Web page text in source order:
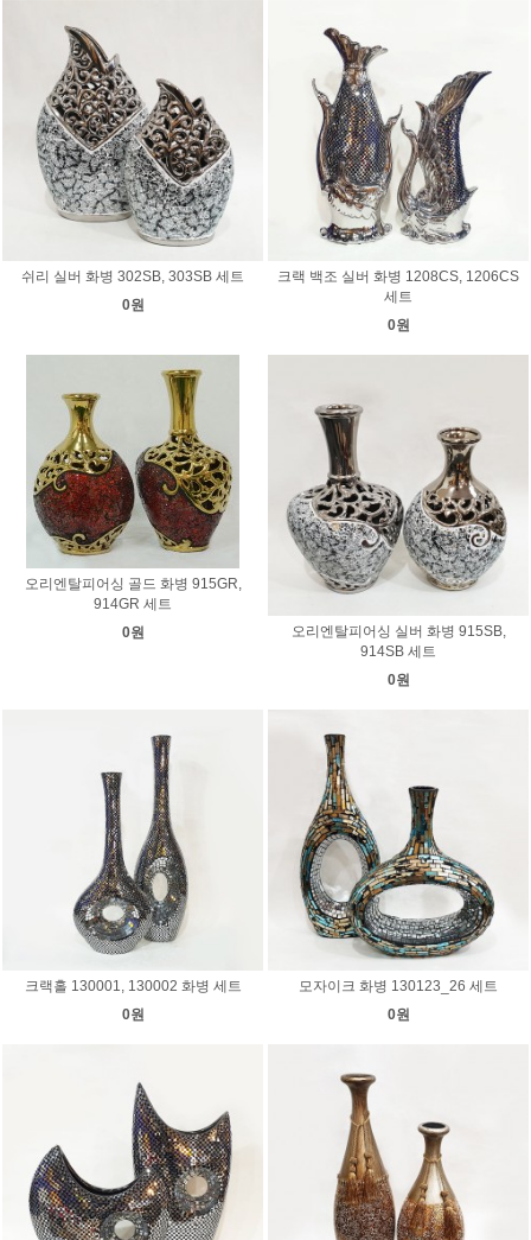
쉬리 실버 화병 302SB, 303SB 세트
0원
크랙 백조 실버 화병 1208CS, 1206CS
세트
0원
오리엔탈피어싱 골드 화병 915GR,
914GR 세트
0원
오리엔탈피어싱 실버 화병 915SB,
914SB 세트
0원
크랙홀 130001, 130002 화병 세트
0원
모자이크 화병 130123_26 세트
0원